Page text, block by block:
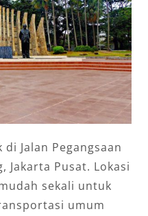
Jalan Pegangsaan
Jakarta Pusat. Lokasi
sekali untuk
umum